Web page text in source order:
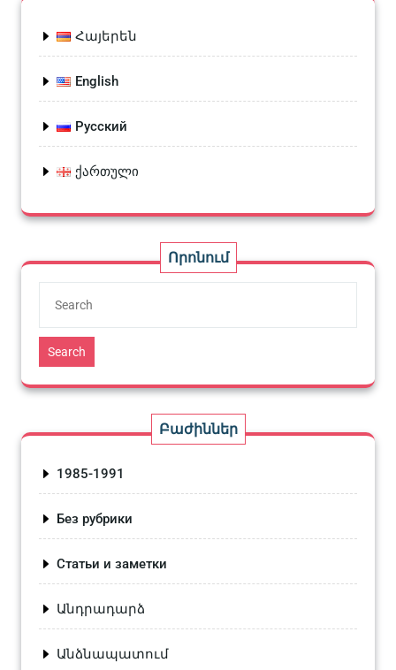
Հայերեն
English
Русский
ქართული
Որոնում
Search
Բաժիններ
1985-1991
Без рубрики
Статьи и заметки
Անդրադարձ
Անձնապատում